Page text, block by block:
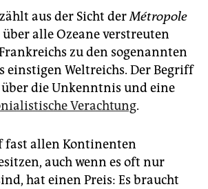
aus der Sicht derMétropole
alle Ozeane verstreuten
zu den sogenannten
einstigen Weltreichs. Der Begriff
über die Unkenntnis und eine
Verachtung.
fast allen Kontinenten
auch wenn es oft nur
hat einen Preis: Es braucht